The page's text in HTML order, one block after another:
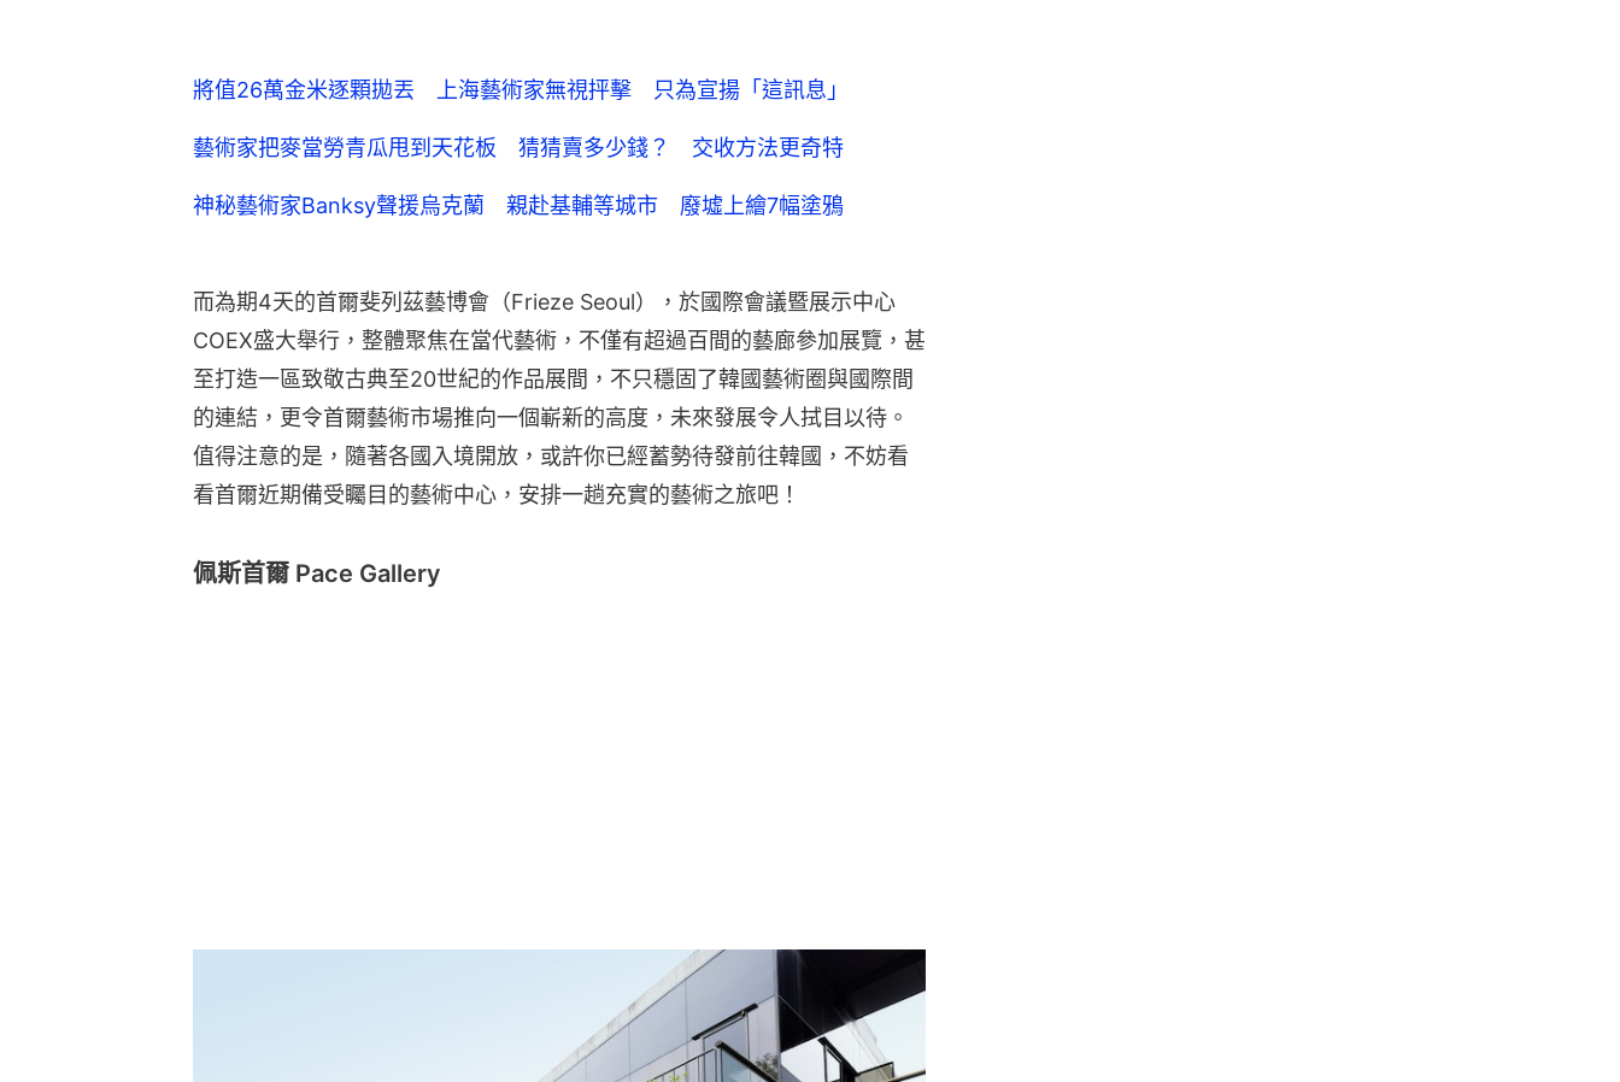
將值26萬金米逐顆拋丟 上海藝術家無視抨擊 只為宣揚「這訊息」
藝術家把麥當勞青瓜甩到天花板 猜猜賣多少錢？ 交收方法更奇特
神秘藝術家Banksy聲援烏克蘭 親赴基輔等城市 廢墟上繪7幅塗鴉
而為期4天的首爾斐列茲藝博會（Frieze Seoul），於國際會議暨展示中心
COEX盛大舉行，整體聚焦在當代藝術，不僅有超過百間的藝廊參加展覽，甚
至打造一區致敬古典至20世紀的作品展間，不只穩固了韓國藝術圈與國際間
的連結，更令首爾藝術市場推向一個嶄新的高度，未來發展令人拭目以待。
值得注意的是，隨著各國入境開放，或許你已經蓄勢待發前往韓國，不妨看
看首爾近期備受矚目的藝術中心，安排一趟充實的藝術之旅吧！
佩斯首爾 Pace Gallery